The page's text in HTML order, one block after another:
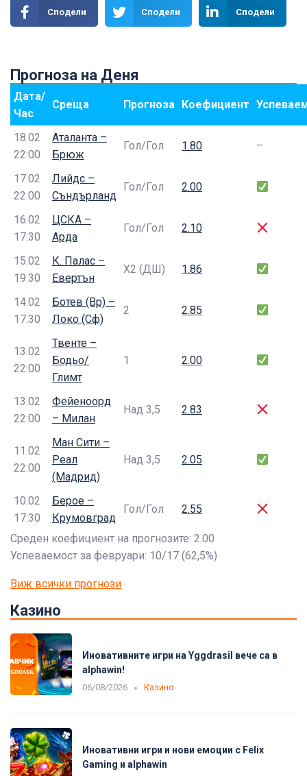
Сподели Сподели Сподели
Прогноза на Деня
Дата/
Час
Среща Прогноза Коефициент
18.02
22:00
Аталанта –
Брюж
Гол/Гол 1.80 –
17.02
22:00
Лийдс –
Съндърланд
Гол/Гол 2.00
16.02
17:30
ЦСКА –
Арда
Гол/Гол 2.10
15.02
19:30
К. Палас –
Евертън
Х2 (ДШ) 1.86
14.02
17:30
Ботев (Вр) –
Локо (Сф)
2 2.85
13.02
22:00
Твенте –
Бодьо/
Глимт
1 2.00
13.02
22:00
Фейеноорд
– Милан
Над 3,5 2.83
11.02
22:00
Ман Сити –
Реал
(Мадрид)
Над 3,5 2.05
10.02
17:30
Берое –
Крумовград
Гол/Гол 2.55
Среден коефициент на прогнозите: 2.00
Успеваемост за февруари: 10/17 (62,5%)
Виж всички прогнози
Казино
Иновативните игри на Yggdrasil вече са в
alphawin!
06/08/2026 Казино
Иновативни игри и нови емоции с Felix
Gaming и alphawin